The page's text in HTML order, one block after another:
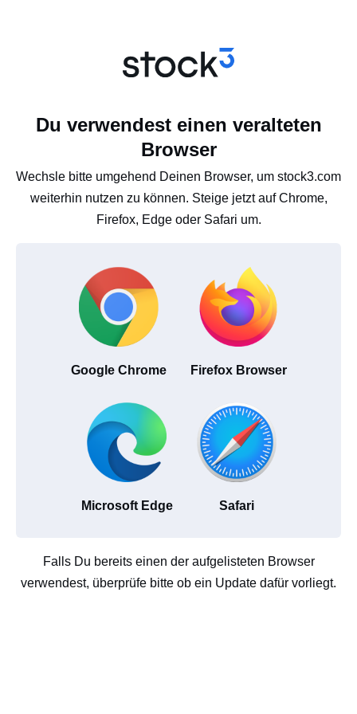
Du verwendest einen veralteten
Browser
Wechsle bitte umgehend Deinen Browser, um stock3.com
weiterhin nutzen zu können. Steige jetzt auf Chrome,
Firefox, Edge oder Safari um.
Google Chrome Firefox Browser
Microsoft Edge Safari
Falls Du bereits einen der aufgelisteten Browser
verwendest, überprüfe bitte ob ein Update dafür vorliegt.